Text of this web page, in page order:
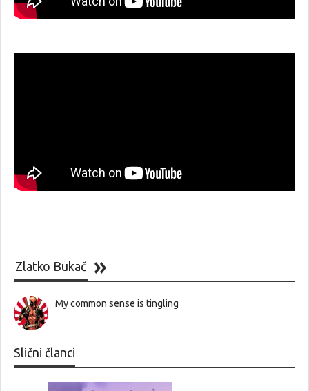
Zlatko Bukač
My common sense is tingling
Slični članci